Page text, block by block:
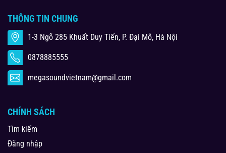
THÔNG TIN CHUNG
1-3 Ngõ 285 Khuất Duy Tiến, P. Đại Mỗ, Hà Nội
0878885555
megasoundvietnam@gmail.com
CHÍNH SÁCH
Tìm kiếm
Đăng nhập